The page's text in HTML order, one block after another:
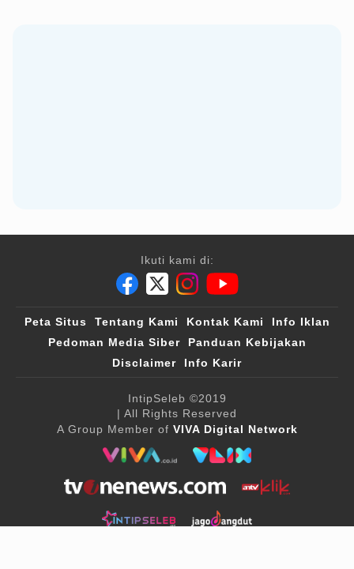
Ikuti kami di:
Peta Situs Tentang Kami Kontak Kami
Info Iklan
Pedoman Media Siber
Panduan Kebijakan
Disclaimer
Info Karir
IntipSeleb ©2019
| All Rights Reserved
A Group Member of VIVA Digital Network